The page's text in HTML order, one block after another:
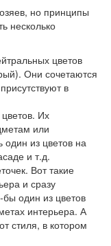
но принципы
несколько
цветов
Они сочетаются
в
Их
или
из цветов на
и т.д.
Вот такие
и сразу
один из цветов
интерьера. А
стиля, в котором